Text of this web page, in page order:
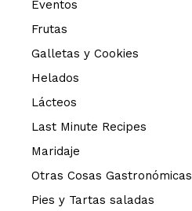
Eventos
Frutas
Galletas y Cookies
Helados
Lácteos
Last Minute Recipes
Maridaje
Otras Cosas Gastronómicas
Pies y Tartas saladas